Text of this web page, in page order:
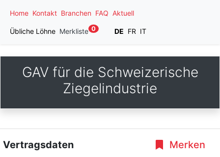
Home Kontakt Branchen FAQ Aktuell
Übliche Löhne Merkliste 0 DE FR IT
GAV für die Schweizerische
Ziegelindustrie
Merken
Vertragsdaten